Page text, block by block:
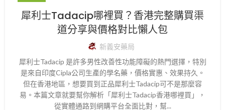
犀利士Tadacip哪裡買？香港完整購買渠
道分享與價格對比懶人包
新義安藥局
犀利士Tadacip 是許多男性改善性功能障礙的熱門選擇，特別
是來自印度Cipla公司生產的學名藥，價格實惠、效果持久。
但在香港地區，想要買到正品犀利士Tadacip可不是那麼容
易。本篇文章就要幫你解析「犀利士Tadacip香港哪裡買」，
從實體通路到網購平台全面比對，幫...